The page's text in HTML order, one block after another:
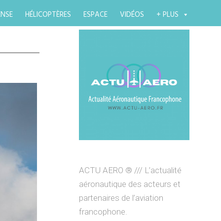
HÉLICOPTÈRES ESPACE VIDÉOS + PLUS
ACTU AERO ® /// L’actualité
aéronautique des acteurs et
partenaires de l’aviation
francophone.